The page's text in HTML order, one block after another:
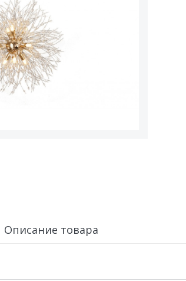
Описание товара